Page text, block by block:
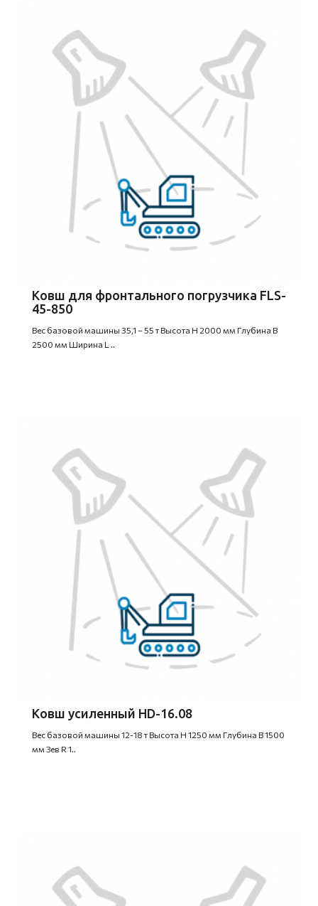
Ковш для фронтального погрузчика FLS-
45-850
Вес базовой машины 35,1 – 55 т Высота H 2000 мм Глубина B
2500 мм Ширина L ..
Ковш усиленный HD-16.08
Вес базовой машины 12-18 т Высота H 1250 мм Глубина B 1500
мм Зев R 1..